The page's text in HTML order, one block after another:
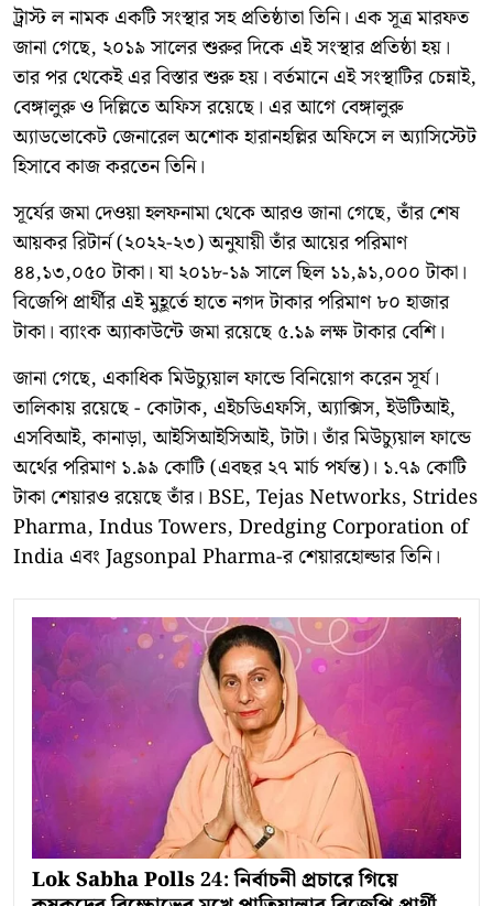
ট্রাস্ট ল নামক একটি সংস্থার সহ প্রতিষ্ঠাতা তিনি। এক সূত্র মারফত
জানা গেছে, ২০১৯ সালের শুরুর দিকে এই সংস্থার প্রতিষ্ঠা হয়।
তার পর থেকেই এর বিস্তার শুরু হয়। বর্তমানে এই সংস্থাটির চেন্নাই,
বেঙ্গালুরু ও দিল্লিতে অফিস রয়েছে। এর আগে বেঙ্গালুরু
অ্যাডভোকেট জেনারেল অশোক হারানহল্লির অফিসে ল অ্যাসিস্টেট
হিসাবে কাজ করতেন তিনি।
সূর্যের জমা দেওয়া হলফনামা থেকে আরও জানা গেছে, তাঁর শেষ
আয়কর রিটার্ন (২০২২-২৩) অনুযায়ী তাঁর আয়ের পরিমাণ
৪৪,১৩,০৫০ টাকা। যা ২০১৮-১৯ সালে ছিল ১১,৯১,০০০ টাকা।
বিজেপি প্রার্থীর এই মুহূর্তে হাতে নগদ টাকার পরিমাণ ৮০ হাজার
টাকা। ব্যাংক অ্যাকাউন্টে জমা রয়েছে ৫.১৯ লক্ষ টাকার বেশি।
জানা গেছে, একাধিক মিউচ্যুয়াল ফান্ডে বিনিয়োগ করেন সূর্য।
তালিকায় রয়েছে - কোটাক, এইচডিএফসি, অ্যাক্সিস, ইউটিআই,
এসবিআই, কানাড়া, আইসিআইসিআই, টাটা। তাঁর মিউচ্যুয়াল ফান্ডে
অর্থের পরিমাণ ১.৯৯ কোটি (এবছর ২৭ মার্চ পর্যন্ত)। ১.৭৯ কোটি
টাকা শেয়ারও রয়েছে তাঁর। BSE, Tejas Networks, Strides
Pharma, Indus Towers, Dredging Corporation of
India এবং Jagsonpal Pharma-র শেয়ারহোল্ডার তিনি।
Lok Sabha Polls 24: নির্বাচনী প্রচারে গিয়ে